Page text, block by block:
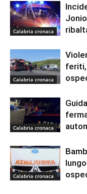
Calabria cronaca
Calabria cronaca
Calabria cronaca
Calabria cronaca